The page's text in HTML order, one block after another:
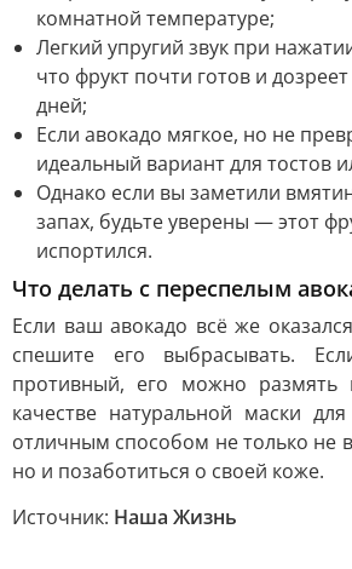
комнатной температуре;
Легкий упругий звук при
что фрукт почти готов и
дней;
Если авокадо мягкое, но не
идеальный вариант для тостов
Однако если вы заметили
запах, будьте уверены — этот
испортился.
Что делать с переспелым
Если ваш авокадо всё же
спешите его выбрасывать.
противный, его можно размять
качестве натуральной маски
отличным способом не только не
но и позаботиться о своей коже.
Источник: Наша Жизнь